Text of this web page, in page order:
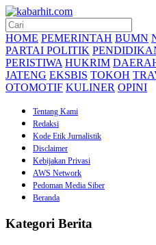
HOME PEMERINTAH BUMN
PARTAI POLITIK
PERISTIWA HUKRIM
JATENG EKSBIS TOKOH
OTOMOTIF KULINER OPINI
Tentang Kami
Redaksi
Kode Etik Jurnalistik
Disclaimer
Kebijakan Privasi
AWS Network
Pedoman Media Siber
Beranda
Kategori Berita